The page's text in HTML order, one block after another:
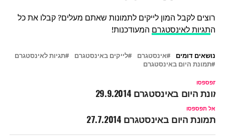
רוצים לקבל המון לייקים לתמונות שאתם מעלים? קבלו את כל
התגיות לאינסטגרם המעודכנות!
נושאים דומים אינסטגרם לייקים באינסטגרם
תגיות לאינסטגרם
תמונת היום באינסטגרם
תפספסו
היום באינסטגרם 29.9.2014
אל תפספסו
תמונת היום באינסטגרם 27.7.2014